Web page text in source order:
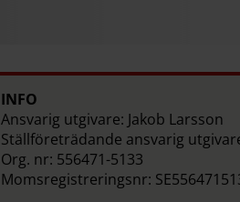
INFO
Ansvarig utgivare: Jakob Larsson
Ställföreträdande ansvarig
Org. nr: 556471-5133
Momsregistreringsnr: